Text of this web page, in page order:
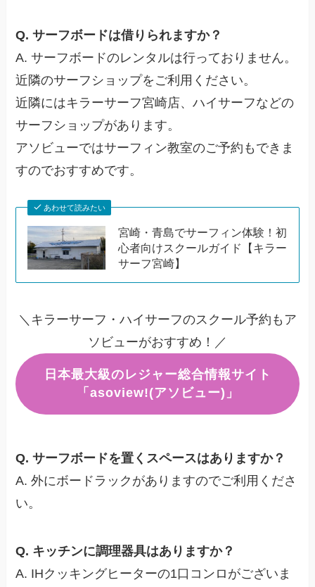
Q. サーフボードは借りられますか？
A. サーフボードのレンタルは行っておりません。
近隣のサーフショップをご利用ください。
近隣にはキラーサーフ宮崎店、ハイサーフなどの
サーフショップがあります。
アソビューではサーフィン教室のご予約もできま
すのでおすすめです。
あわせて読みたい
宮崎・青島でサーフィン体験！初
心者向けスクールガイド【キラー
サーフ宮崎】
＼キラーサーフ・ハイサーフのスクール予約もア
ソビューがおすすめ！／
日本最大級のレジャー総合情報サイト
「asoview!(アソビュー)」
Q. サーフボードを置くスペースはありますか？
A. 外にボードラックがありますのでご利用くださ
い。
Q. キッチンに調理器具はありますか？
A. IHクッキングヒーターの1口コンロがございま